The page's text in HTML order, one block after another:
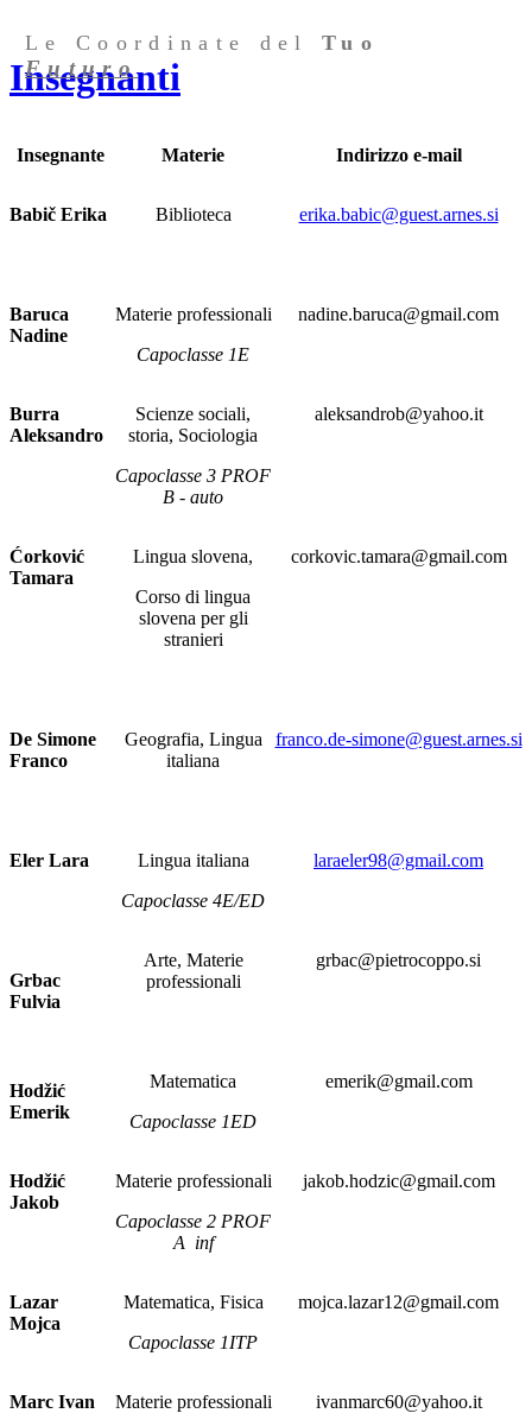
Le Coordinate delTuo
Futuro
Insegnanti
Insegnante Materie Indirizzo e-mail
Babič Erika Biblioteca erika.babic@guest.arnes.si
Baruca
Nadine
Materie professionali
Capoclasse 1E
nadine.baruca@gmail.com
Burra
Aleksandro
Scienze sociali,
storia, Sociologia
Capoclasse 3 PROF
B - auto
aleksandrob@yahoo.it
Ćorković
Tamara
Lingua slovena,
Corso di lingua
slovena per gli
stranieri
corkovic.tamara@gmail.com
De Simone
Franco
Geografia, Lingua
italiana
franco.de-simone@guest.arnes.si
Eler Lara
Lingua italiana
Capoclasse 4E/ED
laraeler98@gmail.com
Grbac
Fulvia
Arte, Materie
professionali
grbac@pietrocoppo.si
Hodžić
Emerik
Matematica
Capoclasse 1ED
emerik@gmail.com
Hodžić
Jakob
Materie professionali
Capoclasse 2 PROF
A inf
jakob.hodzic@gmail.com
Lazar
Mojca
Matematica, Fisica
Capoclasse 1ITP
mojca.lazar12@gmail.com
Marc Ivan Materie professionali ivanmarc60@yahoo.it